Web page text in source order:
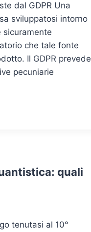
dal GDPR Una
sviluppatosi intorno
sicuramente
che tale fonte
Il GDPR prevede
pecuniarie
quali
tenutasi al 10°